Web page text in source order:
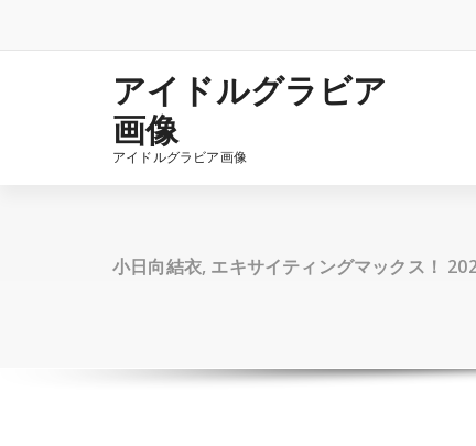
テ
アイドルグラビア
画像
アイドルグラビア画像
小日向結衣, エキサイティングマックス！